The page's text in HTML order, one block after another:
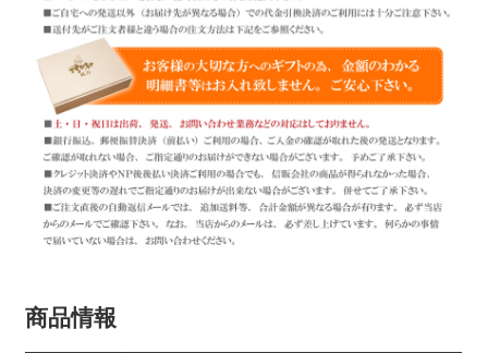
商品情報